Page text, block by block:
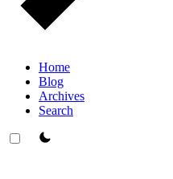
Home
Blog
Archives
Search
theme switcher